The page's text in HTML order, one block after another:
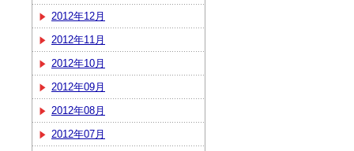
2012年12月
2012年11月
2012年10月
2012年09月
2012年08月
2012年07月